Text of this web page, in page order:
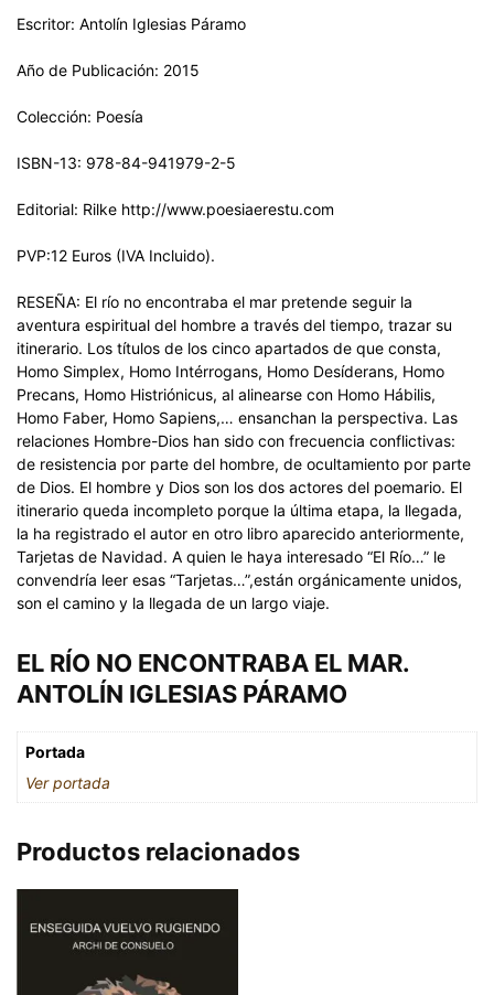
Escritor: Antolín Iglesias Páramo
Año de Publicación: 2015
Colección: Poesía
ISBN-13: 978-84-941979-2-5
Editorial: Rilke http://www.poesiaerestu.com
PVP:12 Euros (IVA Incluido).
RESEÑA: El río no encontraba el mar pretende seguir la
aventura espiritual del hombre a través del tiempo, trazar su
itinerario. Los títulos de los cinco apartados de que consta,
Homo Simplex, Homo Intérrogans, Homo Desíderans, Homo
Precans, Homo Histriónicus, al alinearse con Homo Hábilis,
Homo Faber, Homo Sapiens,… ensanchan la perspectiva. Las
relaciones Hombre-Dios han sido con frecuencia conflictivas:
de resistencia por parte del hombre, de ocultamiento por parte
de Dios. El hombre y Dios son los dos actores del poemario. El
itinerario queda incompleto porque la última etapa, la llegada,
la ha registrado el autor en otro libro aparecido anteriormente,
Tarjetas de Navidad. A quien le haya interesado “El Río…” le
convendría leer esas “Tarjetas…”,están orgánicamente unidos,
son el camino y la llegada de un largo viaje.
EL RÍO NO ENCONTRABA EL MAR.
ANTOLÍN IGLESIAS PÁRAMO
Portada
Ver portada
Productos relacionados